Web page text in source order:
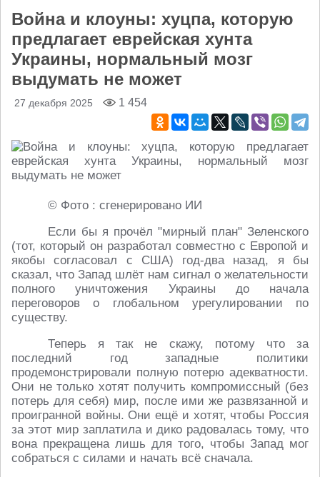
Война и клоуны: хуцпа, которую
предлагает еврейская хунта
Украины, нормальный мозг
выдумать не может
27 декабря 2025 1 454
© Фото : сгенерировано ИИ
Если бы я прочёл "мирный план" Зеленского
(тот, который он разработал совместно с Европой и
якобы согласовал с США) год-два назад, я бы
сказал, что Запад шлёт нам сигнал о желательности
полного уничтожения Украины до начала
переговоров о глобальном урегулировании по
существу.
Теперь я так не скажу, потому что за
последний год западные политики
продемонстрировали полную потерю адекватности.
Они не только хотят получить компромиссный (без
потерь для себя) мир, после ими же развязанной и
проигранной войны. Они ещё и хотят, чтобы Россия
за этот мир заплатила и дико радовалась тому, что
вона прекращена лишь для того, чтобы Запад мог
собраться с силами и начать всё сначала.